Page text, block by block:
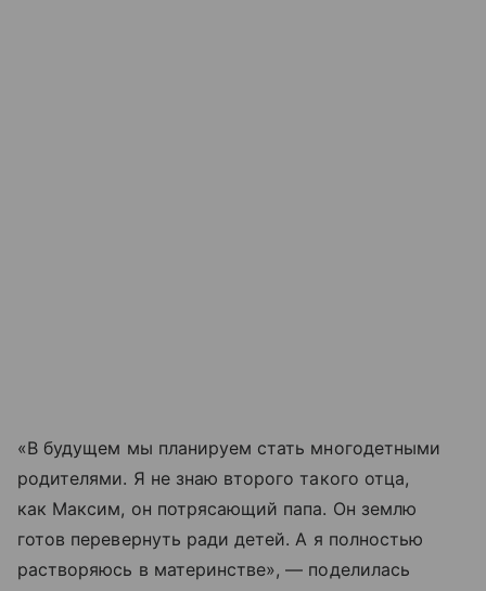
«В будущем мы планируем стать многодетными
родителями. Я не знаю второго такого отца,
как Максим, он потрясающий папа. Он землю
готов перевернуть ради детей. А я полностью
растворяюсь в материнстве», — поделилась